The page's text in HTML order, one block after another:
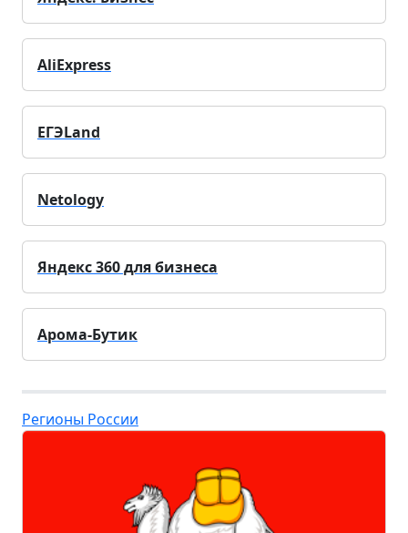
AliExpress
ЕГЭLand
Netology
Яндекс 360 для бизнеса
Арома-Бутик
Регионы России